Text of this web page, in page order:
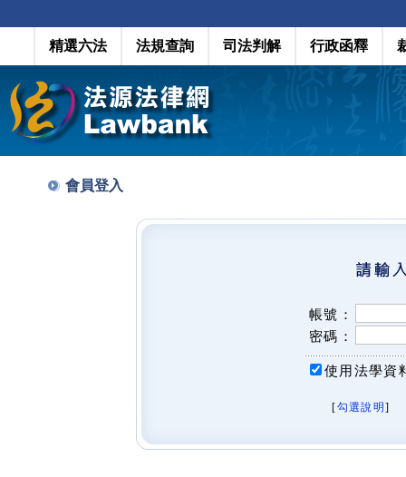
精選六法 法規查詢 司法判解 行政函釋
會員登入
帳號：
密碼：
使用法學資
[勾選說明 ]